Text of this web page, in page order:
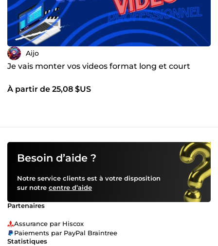
Aijo
Je vais monter vos videos format long et court
À partir de 25,08 $US
Besoin d’aide ?
Notre service clients est à votre disposition
sur notre centre d’aide
Partenaires
Assurance par Hiscox
Paiements par PayPal Braintree
Statistiques